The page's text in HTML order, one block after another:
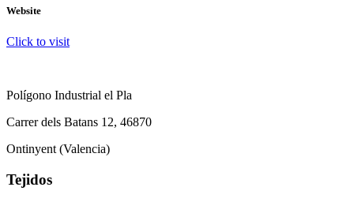
Website
Click to visit
Polígono Industrial el Pla
Carrer dels Batans 12, 46870
Ontinyent (Valencia)
Tejidos